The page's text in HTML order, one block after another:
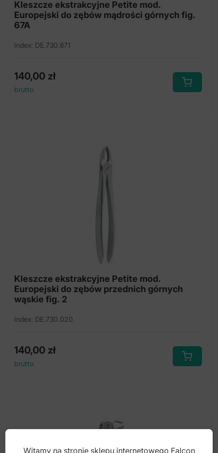
Kleszcze ekstrakcyjne Petite mod.
Europejski do zębów mądrości górnych fig.
67A
Index: DE.730.671
140,00 zł
brutto
Kleszcze ekstrakcyjne Petite mod.
Europejski do zębów przednich górnych
wąskie fig. 2
Index: DE.730.020
140,00 zł
brutto
Witamy na stronie sklepu internetowego Falcon